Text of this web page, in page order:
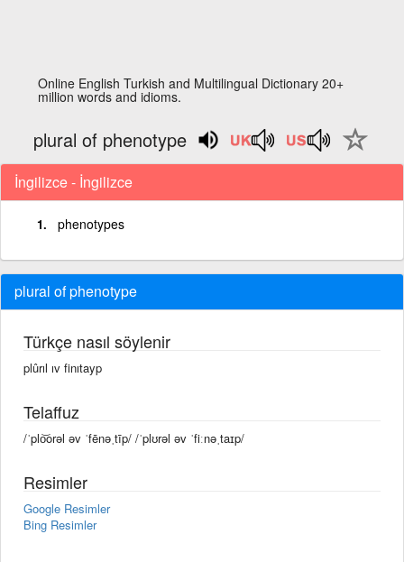
Online English Turkish and Multilingual Dictionary 20+
million words and idioms.
plural of phenotype
İngilizce - İngilizce
phenotypes
plural of phenotype
Türkçe nasıl söylenir
plûrıl ıv finıtayp
Telaffuz
/ˈplo͝orəl əv ˈfēnəˌtīp/ /ˈplʊrəl əv ˈfiːnəˌtaɪp/
Resimler
Google Resimler
Bing Resimler